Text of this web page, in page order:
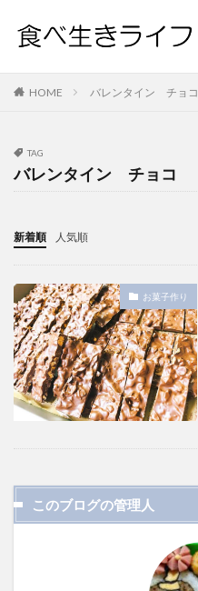
HOME バレンタイン チョコ
TAG
バレンタイン チョコ
新着順 人気順
お菓子作り
このブログの管理人